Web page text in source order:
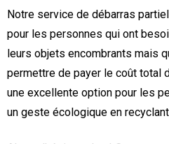
Notre service de débarras
pour les personnes qui ont
leurs objets encombrants mais
permettre de payer le coût total
une excellente option pour les
un geste écologique en